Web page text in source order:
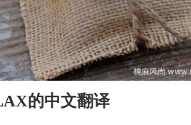
的中文翻译